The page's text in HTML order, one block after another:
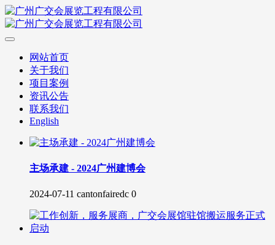
网站首页
关于我们
项目案例
资讯公告
联系我们
English
主场承建 - 2024广州建博会
2024-07-11 cantonfairedc 0